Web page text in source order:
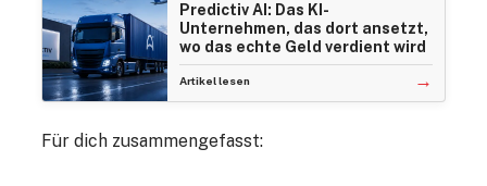
Predictiv AI: Das KI-
Unternehmen, das dort ansetzt,
wo das echte Geld verdient wird
Artikel lesen →
Für dich zusammengefasst: